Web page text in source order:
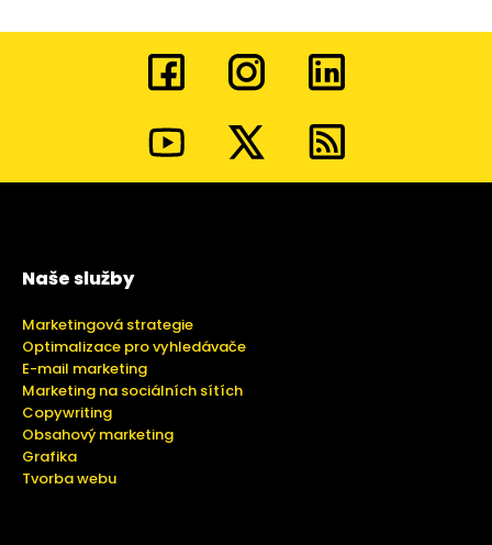
Naše služby
Marketingová strategie
Optimalizace pro vyhledávače
E-mail marketing
Marketing na sociálních sítích
Copywriting
Obsahový marketing
Grafika
Tvorba webu